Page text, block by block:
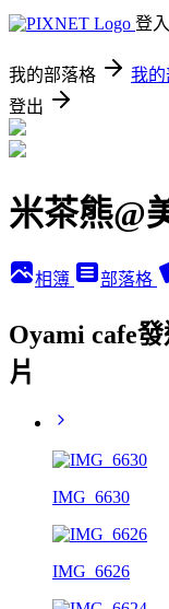
登入
我的部落格 我的
登出
米茶熊@
相簿 部落格
Oyami cafe
片
IMG_6630
IMG_6626